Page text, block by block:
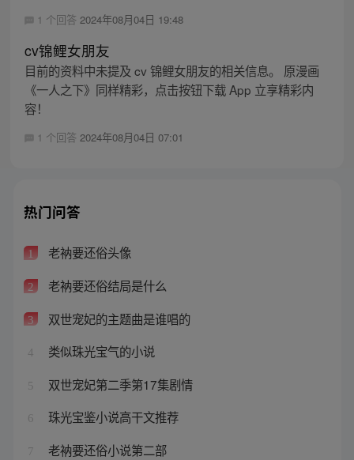
1 个回答 2024年08月04日 19:48
cv锦鲤女朋友
目前的资料中未提及 cv 锦鲤女朋友的相关信息。 原漫画
《一人之下》同样精彩，点击按钮下载 App 立享精彩内
容！
1 个回答 2024年08月04日 07:01
热门问答
1 老衲要还俗头像
2 老衲要还俗结局是什么
3 双世宠妃的主题曲是谁唱的
4 类似珠光宝气的小说
5 双世宠妃第二季第17集剧情
6 珠光宝鉴小说高干文推荐
7 老衲要还俗小说第二部